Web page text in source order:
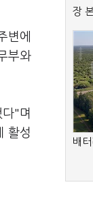
변에
부와
"며
활성
장
배